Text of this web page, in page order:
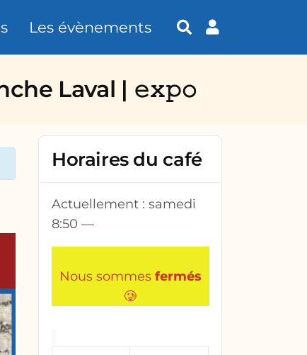
Les évènements
Laval | 𝚎𝚡𝚙𝚘
Horaires du café
Actuellement : samedi
8:50 —
Nous sommes fermés
🥲